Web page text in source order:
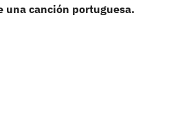
canción portuguesa.